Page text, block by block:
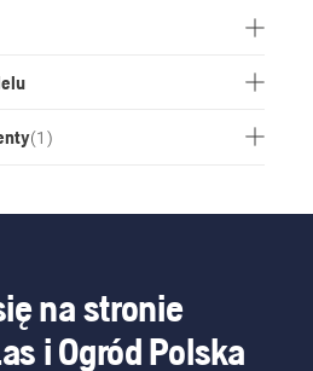
(1 )
na stronie
i Ogród Polska